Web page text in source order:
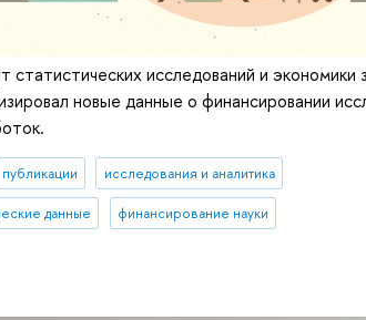
статистических исследований и
новые данные о финансировании
публикации исследования и аналитика
данные финансирование науки